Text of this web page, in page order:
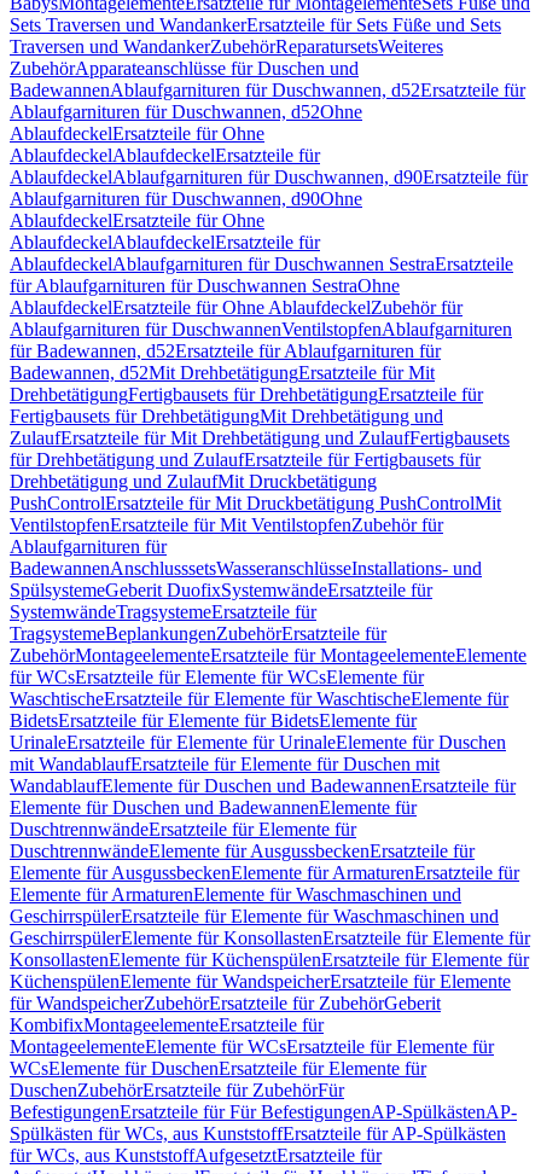
Sets Traversen und WandankerErsatzteile für Sets Füße und Sets
Traversen und WandankerZubehörReparatursetsWeiteres
ZubehörApparateanschlüsse für Duschen und
BadewannenAblaufgarnituren für Duschwannen, d52Ersatzteile für
Ablaufgarnituren für Duschwannen, d52Ohne
AblaufdeckelErsatzteile für Ohne
AblaufdeckelAblaufdeckelErsatzteile für
AblaufdeckelAblaufgarnituren für Duschwannen, d90Ersatzteile für
Ablaufgarnituren für Duschwannen, d90Ohne
AblaufdeckelErsatzteile für Ohne
AblaufdeckelAblaufdeckelErsatzteile für
AblaufdeckelAblaufgarnituren für Duschwannen SestraErsatzteile
für Ablaufgarnituren für Duschwannen SestraOhne
AblaufdeckelErsatzteile für Ohne AblaufdeckelZubehör für
Ablaufgarnituren für DuschwannenVentilstopfenAblaufgarnituren
für Badewannen, d52Ersatzteile für Ablaufgarnituren für
Badewannen, d52Mit DrehbetätigungErsatzteile für Mit
DrehbetätigungFertigbausets für DrehbetätigungErsatzteile für
Fertigbausets für DrehbetätigungMit Drehbetätigung und
ZulaufErsatzteile für Mit Drehbetätigung und ZulaufFertigbausets
für Drehbetätigung und ZulaufErsatzteile für Fertigbausets für
Drehbetätigung und ZulaufMit Druckbetätigung
PushControlErsatzteile für Mit Druckbetätigung PushControlMit
VentilstopfenErsatzteile für Mit VentilstopfenZubehör für
Ablaufgarnituren für
BadewannenAnschlusssetsWasseranschlüsseInstallations- und
SpülsystemeGeberit DuofixSystemwändeErsatzteile für
SystemwändeTragsystemeErsatzteile für
TragsystemeBeplankungenZubehörErsatzteile für
ZubehörMontageelementeErsatzteile für MontageelementeElemente
für WCsErsatzteile für Elemente für WCsElemente für
WaschtischeErsatzteile für Elemente für WaschtischeElemente für
BidetsErsatzteile für Elemente für BidetsElemente für
UrinaleErsatzteile für Elemente für UrinaleElemente für Duschen
mit WandablaufErsatzteile für Elemente für Duschen mit
WandablaufElemente für Duschen und BadewannenErsatzteile für
Elemente für Duschen und BadewannenElemente für
DuschtrennwändeErsatzteile für Elemente für
DuschtrennwändeElemente für AusgussbeckenErsatzteile für
Elemente für AusgussbeckenElemente für ArmaturenErsatzteile für
Elemente für ArmaturenElemente für Waschmaschinen und
GeschirrspülerErsatzteile für Elemente für Waschmaschinen und
GeschirrspülerElemente für KonsollastenErsatzteile für Elemente für
KonsollastenElemente für KüchenspülenErsatzteile für Elemente für
KüchenspülenElemente für WandspeicherErsatzteile für Elemente
für WandspeicherZubehörErsatzteile für ZubehörGeberit
KombifixMontageelementeErsatzteile für
MontageelementeElemente für WCsErsatzteile für Elemente für
WCsElemente für DuschenErsatzteile für Elemente für
DuschenZubehörErsatzteile für ZubehörFür
BefestigungenErsatzteile für Für BefestigungenAP-SpülkästenAP-
Spülkästen für WCs, aus KunststoffErsatzteile für AP-Spülkästen
für WCs, aus KunststoffAufgesetztErsatzteile für